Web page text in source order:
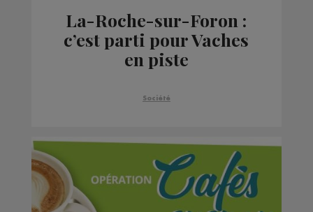
La-Roche-sur-Foron :
c’est parti pour Vaches
en piste
Société